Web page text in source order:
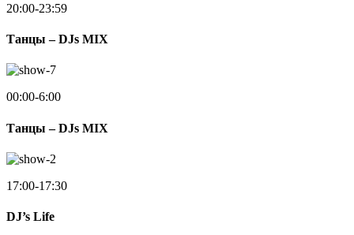
20:00-23:59
Танцы – DJs MIX
00:00-6:00
Танцы – DJs MIX
17:00-17:30
DJ’s Life